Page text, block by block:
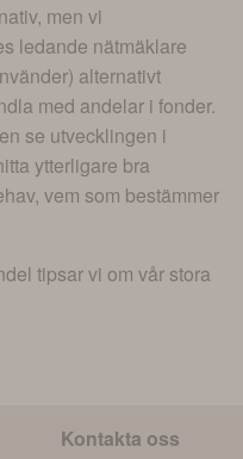
men vi
ledande nätmäklare
alternativt
med andelar ifonder.
se utvecklingen i
ytterligare bra
vem som bestämmer
tipsar vi om vår stora
Kontakta oss